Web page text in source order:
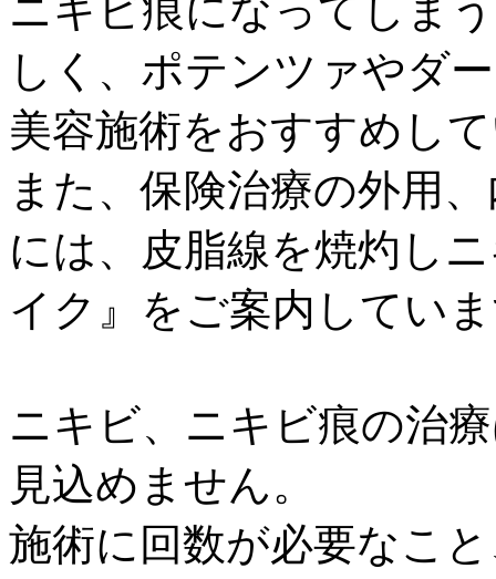
ニキビ痕になってしま
しく、ポテンツァやダ
美容施術をおすすめし
また、保険治療の外用
には、皮脂線を焼灼し
イク』をご案内してい
ニキビ、ニキビ痕の治
見込めません。
施術に回数が必要なこ